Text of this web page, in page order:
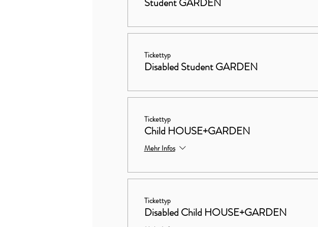
Tickettyp
Disabled Student GARDEN
Tickettyp
Child HOUSE+GARDEN
Mehr Infos
Tickettyp
Disabled Child HOUSE+GARDEN